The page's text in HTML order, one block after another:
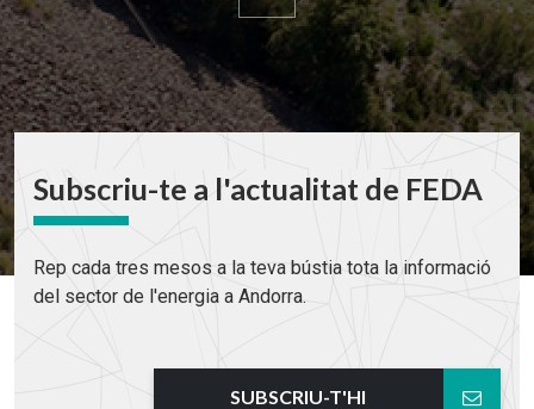
Subscriu-te a l'actualitat de FEDA
Rep cada tres mesos a la teva bústia tota la informació
del sector de l'energia a Andorra.
SUBSCRIU-T'HI